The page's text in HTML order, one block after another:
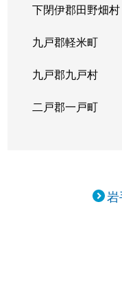
下閉伊郡田野畑村
九戸郡軽米町
九戸郡九戸村
二戸郡一戸町